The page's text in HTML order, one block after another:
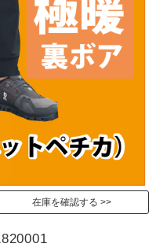
在庫を確認する